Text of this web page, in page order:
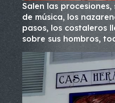
Salen las
de música, los
pasos, los costaleros
sobre sus hombros,